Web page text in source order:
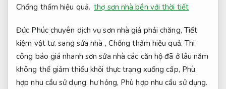
Chống thấm hiệu quả. thợ sơn nhà bền với thời tiết
Đức Phúc chuyên dịch vụ sơn nhà giá phải chăng, Tiết
kiệm vật tư. sang sửa nhà , Chống thấm hiệu quả. Thi
công báo giá nhanh sơn sửa nhà các căn hộ đã ở lâu năm
không thể giảm thiểu khỏi thực trạng xuống cấp, Phù
hợp nhu cầu sử dụng. hư hỏng, Phù hợp nhu cầu sử dụng.